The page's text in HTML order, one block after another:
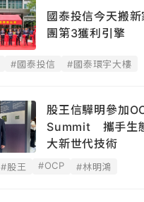
國泰投信今天搬
團第3獲利引擎
#國泰投信 #國泰環宇大樓
股王信驊明參加
Summit 攜手生
大新世代技術
#股王 #OCP #林明鴻